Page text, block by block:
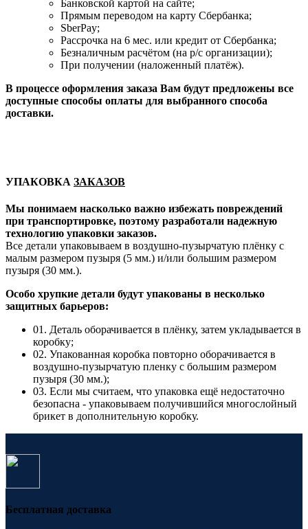
Банковской картой на сайте;
Прямым переводом на карту Сбербанка;
SberPay;
Рассрочка на 6 мес. или кредит от Сбербанка;
Безналичным расчётом (на р/с организации);
При получении (наложенный платёж).
В процессе оформления заказа Вам будут предложены все
доступные способы оплаты для выбранного способа
доставки.
УПАКОВКА ЗАКАЗОВ
Мы понимаем насколько важно избежать повреждений
при транспортировке, поэтому разработали надежную
технологию упаковки заказов.
Все детали упаковываем в воздушно-пузырчатую плёнку с
малым размером пузыря (5 мм.) и/или большим размером
пузыря (30 мм.).
Особо хрупкие детали будут упакованы в несколько
защитных барьеров:
01. Деталь оборачивается в плёнку, затем укладывается в
коробку;
02. Упакованная коробка повторно оборачивается в
воздушно-пузырчатую пленку с большим размером
пузыря (30 мм.);
03. Если мы считаем, что упаковка ещё недостаточно
безопасна - упаковываем получившийся многослойный
брикет в дополнительную коробку.
Бесплатная доставка